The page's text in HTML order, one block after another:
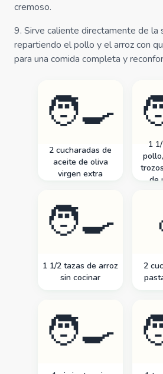
cremoso.
9. Sirve caliente directamente de la
repartiendo el pollo y el arroz con
para una comida completa y
🧑‍🍳
2 cucharadas de
aceite de oliva
virgen extra
1
de
🧑‍🍳
1 1/2 tazas de arroz
sin cocinar
2
🧑‍🍳